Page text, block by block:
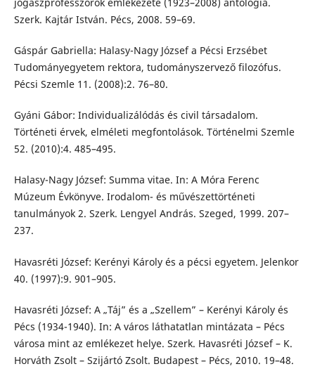
jogászprofesszorok emlékezete (1923–2008) antológia.
Szerk. Kajtár István. Pécs, 2008. 59–69.
Gáspár Gabriella: Halasy-Nagy József a Pécsi Erzsébet
Tudományegyetem rektora, tudományszervező filozófus.
Pécsi Szemle 11. (2008):2. 76–80.
Gyáni Gábor: Individualizálódás és civil társadalom.
Történeti érvek, elméleti megfontolások. Történelmi Szemle
52. (2010):4. 485–495.
Halasy-Nagy József: Summa vitae. In: A Móra Ferenc
Múzeum Évkönyve. Irodalom- és művészettörténeti
tanulmányok 2. Szerk. Lengyel András. Szeged, 1999. 207–
237.
Havasréti József: Kerényi Károly és a pécsi egyetem. Jelenkor
40. (1997):9. 901–905.
Havasréti József: A „Táj” és a „Szellem” – Kerényi Károly és
Pécs (1934-1940). In: A város láthatatlan mintázata – Pécs
városa mint az emlékezet helye. Szerk. Havasréti József – K.
Horváth Zsolt – Szijártó Zsolt. Budapest – Pécs, 2010. 19–48.